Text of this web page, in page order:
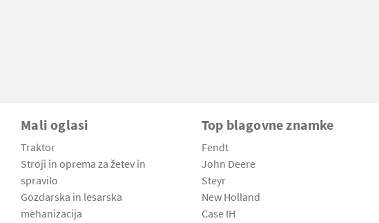
Mali oglasi
Traktor
Stroji in oprema za žetev in
spravilo
Gozdarska in lesarska
mehanizacija
Top blagovne znamke
Fendt
John Deere
Steyr
New Holland
Case IH